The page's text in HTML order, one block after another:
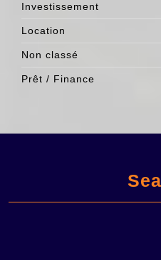
Investissement
Location
Non classé
Prêt / Finance